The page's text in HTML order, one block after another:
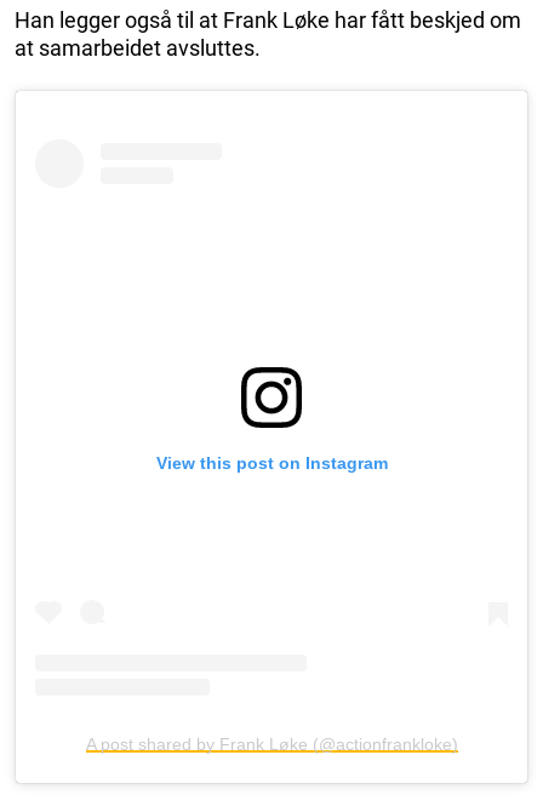
Han legger også til at Frank Løke har fått beskjed om
at samarbeidet avsluttes.
View this post on Instagram
A post shared by Frank Løke (@actionfrankloke)